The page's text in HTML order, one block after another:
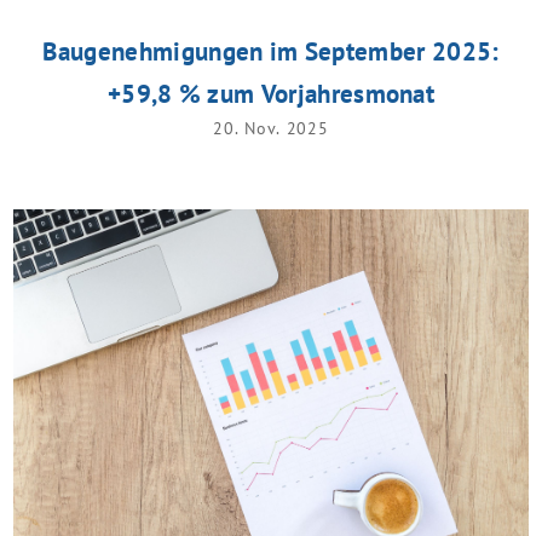
Baugenehmigungen im September 2025:
+59,8 % zum Vorjahresmonat
20. Nov. 2025